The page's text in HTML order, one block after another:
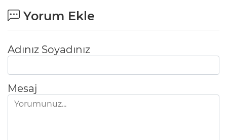
Yorum Ekle
Adınız Soyadınız
Mesaj